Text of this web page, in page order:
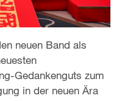
neuen Band als
Gedankenguts zum
in der neuen Ära